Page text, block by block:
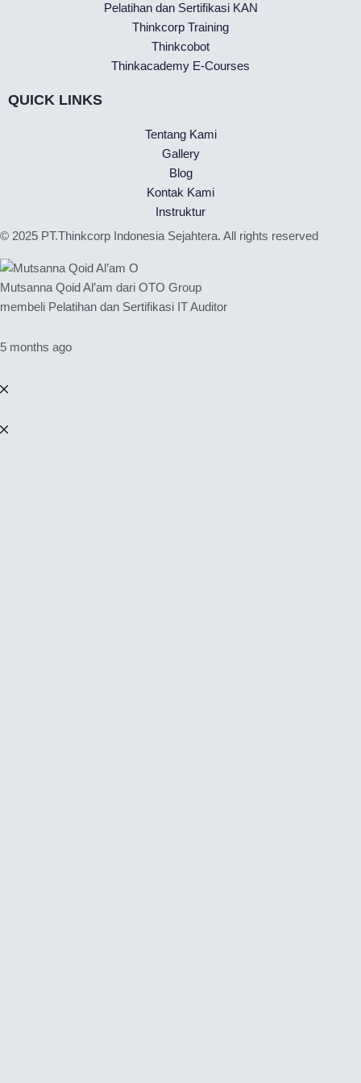
e
i
n
a
m
r
m
Pelatihan dan Sertifikasi KAN
Thinkcorp Training
Thinkcobot
Thinkacademy E-Courses
QUICK LINKS
Tentang Kami
Gallery
Blog
Kontak Kami
Instruktur
© 2025 PT.Thinkcorp Indonesia Sejahtera. All rights reserved
Mutsanna Qoid Al’am dari OTO Group
membeli Pelatihan dan Sertifikasi IT Auditor
5 months ago